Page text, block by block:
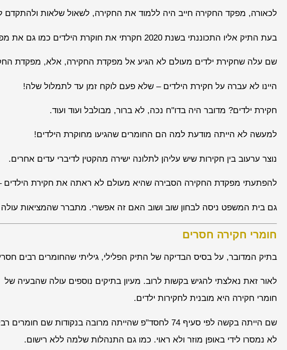
לכאורה, מפקד החקירה חייב היה ללמוד את החקירה, לשאול שלאות ולהתקדם
בעת התיק אליו התכוננתי בשנת 2020 חקרתי את חוקרת הילדים כמו גם את מפקדת היחידה החוקרת.
שם עלה שחקירת ילדים מעולם לא הגיע אל מפקדת החקירה, אלא, מפקדת
היינו לא עברה על חקירת הילדים – שלא פעם לוקח זמן עד לתמלול שלה!
חקירת ילדים? מדובר היה בדו"ח נכה, לא ברור, מבולבל ועוד ועוד.
למעשה לא הייתה מודעת למה הם החומרים שהגיעו מחוקרת הילדים!
נוצר ערעוב בין חקירות שיש עליהן לתלונה ישירה מהקטין לדיברי עדים אחרים.
להפתעתי מפקדת החקירה הסבירה שהיא מעולם לא ראתה את חקירת הילדים
גם בית המשפט ניסה לבחון שוב ושוב האם זה אפשרי. מתברר שהמציאות עולה
חומרי חקירה חסרים
בתיק המדובר, על בסיס הבדיקה של התיק הפלילי, גיליתי שהחומרים רבים
לאור זאת נאלצתי להגיש בקשות לרוב. מעיון בתיקים נוספים עולה שהבעיה של
חומרי חקירה היא מובנית לחקירות ילדים.
שם הייתה בקשה לפי סעיף 74 לחסד"פ שהייתה מרובה בנקודות שם חומרים
לא נמסרו לידי באופן מוזר ולא ראוי. כמו גם התנהלות שלמה ללא רישום.